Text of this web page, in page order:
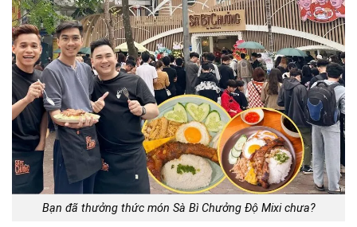
Bạn đã thưởng thức món Sà Bì Chưởng Độ Mixi chưa?